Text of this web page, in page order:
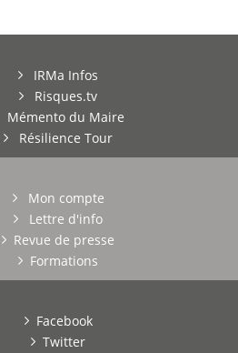
IRMa Infos
Risques.tv
Mémento du Maire
Résilience Tour
Mon compte
Lettre d'info
Revue de presse
Formations
Facebook
Twitter